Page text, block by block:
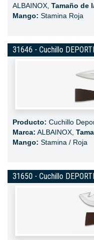
ALBAINOX, Tamaño de
Mango: Stamina Roja
31646 - Cuchillo
Producto: Cuchillo
Marca: ALBAINOX,
Mango: Stamina / Roja
31650 - Cuchillo